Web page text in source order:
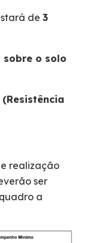
de 3
sobre o solo
realização
ser
a